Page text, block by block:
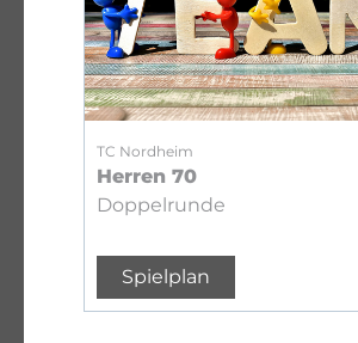
TC Nordheim
Herren 70
Doppelrunde
Spielplan